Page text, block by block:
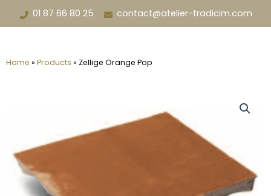
01 87 66 80 25 contact@atelier-tradicim.com
Home » Products » Zellige Orange Pop